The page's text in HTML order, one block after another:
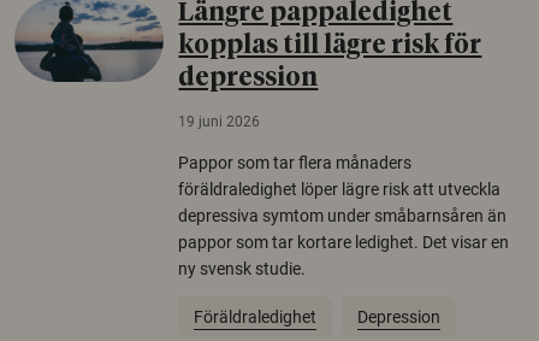
Längre pappaledighet
kopplas till lägre risk för
depression
19 juni 2026
Pappor som tar flera månaders
föräldraledighet löper lägre risk att utveckla
depressiva symtom under småbarnsåren än
pappor som tar kortare ledighet. Det visar en
ny svensk studie.
Föräldraledighet Depression